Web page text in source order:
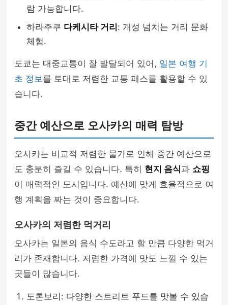
람 가능합니다.
하라주쿠 다케시타 거리 : 개성 넘치는 거리 문화
체험.
도쿄는 대중교통이 잘 발달되어 있어, 일본 여행 기
초 정보를 토대로 저렴한 교통 패스를 활용할 수 있
습니다.
중간 예산으로 오사카의 매력 탐방
오사카는 비교적 저렴한 물가로 인해 중간 예산으로
도 충분히 즐길 수 있습니다. 특히 현지 음식과 쇼핑
이 매력적인 도시입니다. 예산에 맞게 효율적으로 여
행 계획을 짜는 것이 중요합니다.
오사카의 저렴한 먹거리
오사카는 일본의 음식 수도라고 할 만큼 다양한 먹거
리가 존재합니다. 저렴한 가격에 맛도 느낄 수 있는
곳들이 많습니다.
도톤보리: 다양한 스트리트 푸드를 맛볼 수 있습